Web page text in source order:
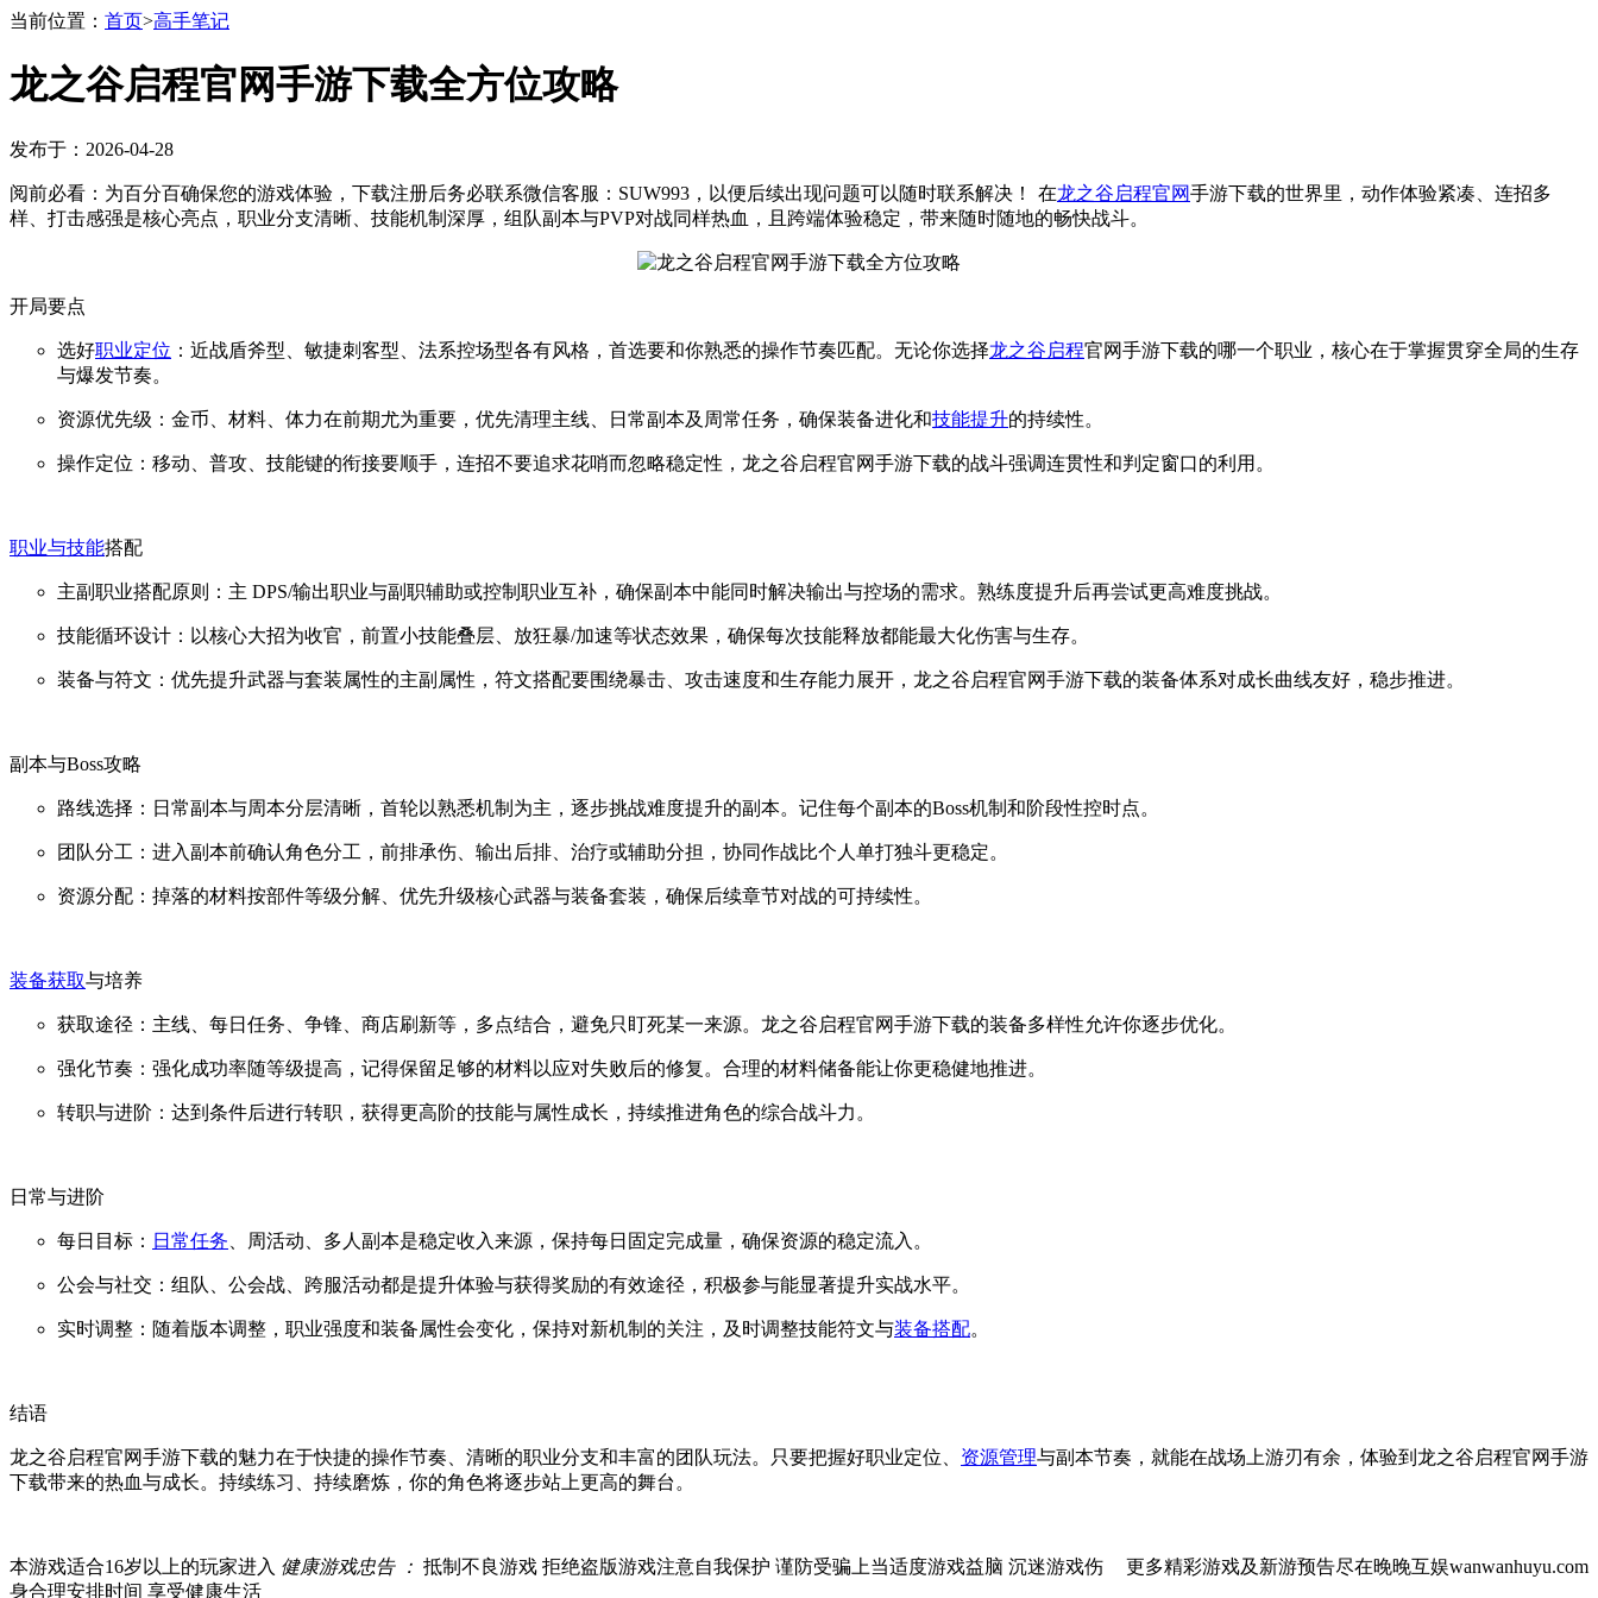
当前位置： 首页>高手笔记
龙之谷启程官网手游下载全方位攻略
发布于：2026-04-28
阅前必看：为百分百确保您的游戏体验，下载注册后务必联系微信客服：SUW993，以便后续出现问题可以随时联系解决！ 在龙之谷启程官网手游下载的世界里，动作体验紧凑、连招多
样、打击感强是核心亮点，职业分支清晰、技能机制深厚，组队副本与PVP对战同样热血，且跨端体验稳定，带来随时随地的畅快战斗。
开局要点
选好职业定位 ：近战盾斧型、敏捷刺客型、法系控场型各有风格，首选要和你熟悉的操作节奏匹配。无论你选择龙之谷启程官网手游下载的哪一个职业，核心在于掌握贯穿全局的生存
与爆发节奏。
资源优先级：金币、材料、体力在前期尤为重要，优先清理主线、日常副本及周常任务，确保装备进化和技能提升的持续性。
操作定位：移动、普攻、技能键的衔接要顺手，连招不要追求花哨而忽略稳定性，龙之谷启程官网手游下载的战斗强调连贯性和判定窗口的利用。
职业与技能搭配
主副职业搭配原则：主 DPS/输出职业与副职辅助或控制职业互补，确保副本中能同时解决输出与控场的需求。熟练度提升后再尝试更高难度挑战。
技能循环设计：以核心大招为收官，前置小技能叠层、放狂暴/加速等状态效果，确保每次技能释放都能最大化伤害与生存。
装备与符文：优先提升武器与套装属性的主副属性，符文搭配要围绕暴击、攻击速度和生存能力展开，龙之谷启程官网手游下载的装备体系对成长曲线友好，稳步推进。
副本与Boss攻略
路线选择：日常副本与周本分层清晰，首轮以熟悉机制为主，逐步挑战难度提升的副本。记住每个副本的Boss机制和阶段性控时点。
团队分工：进入副本前确认角色分工，前排承伤、输出后排、治疗或辅助分担，协同作战比个人单打独斗更稳定。
资源分配：掉落的材料按部件等级分解、优先升级核心武器与装备套装，确保后续章节对战的可持续性。
装备获取与培养
获取途径：主线、每日任务、争锋、商店刷新等，多点结合，避免只盯死某一来源。龙之谷启程官网手游下载的装备多样性允许你逐步优化。
强化节奏：强化成功率随等级提高，记得保留足够的材料以应对失败后的修复。合理的材料储备能让你更稳健地推进。
转职与进阶：达到条件后进行转职，获得更高阶的技能与属性成长，持续推进角色的综合战斗力。
日常与进阶
每日目标： 日常任务 、周活动、多人副本是稳定收入来源，保持每日固定完成量，确保资源的稳定流入。
公会与社交：组队、公会战、跨服活动都是提升体验与获得奖励的有效途径，积极参与能显著提升实战水平。
实时调整：随着版本调整，职业强度和装备属性会变化，保持对新机制的关注，及时调整技能符文与装备搭配。
结语
龙之谷启程官网手游下载的魅力在于快捷的操作节奏、清晰的职业分支和丰富的团队玩法。只要把握好职业定位、 资源管理与副本节奏，就能在战场上游刃有余，体验到龙之谷启程官网手游
下载带来的热血与成长。持续练习、持续磨炼，你的角色将逐步站上更高的舞台。
更多精彩游戏及新游预告尽在晚晚互娱wanwanhuyu.com
本游戏适合16岁以上的玩家进入 健康游戏忠告 ： 抵制不良游戏 拒绝盗版游戏注意自我保护 谨防受骗上当适度游戏益脑 沉迷游戏伤
身合理安排时间 享受健康生活